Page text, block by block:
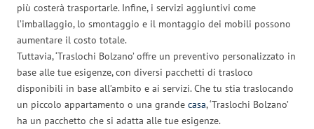
più costerà trasportarle. Infine, i servizi aggiuntivi come
l’imballaggio, lo smontaggio e il montaggio dei mobili possono
aumentare il costo totale.
Tuttavia, ‘Traslochi Bolzano’ offre un preventivo personalizzato in
base alle tue esigenze, con diversi pacchetti di trasloco
disponibili in base all’ambito e ai servizi. Che tu stia traslocando
un piccolo appartamento o una grande casa, ‘Traslochi Bolzano’
ha un pacchetto che si adatta alle tue esigenze.